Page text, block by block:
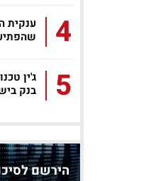
4
ענקית
5
ג'ין
בנק
הירשם